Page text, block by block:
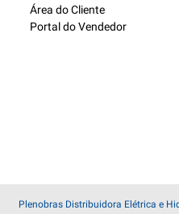
Área do Cliente
Portal do Vendedor
Plenobras Distribuidora Elétrica e